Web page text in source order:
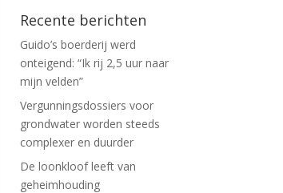
Recente berichten
Guido’s boerderij werd
onteigend: “Ik rij 2,5 uur naar
mijn velden”
Vergunningsdossiers voor
grondwater worden steeds
complexer en duurder
De loonkloof leeft van
geheimhouding